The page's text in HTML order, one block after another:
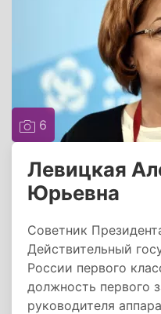
6
Левицкая
Юрьевна
Советник
Действительный
России первого
должность первого
руководителя